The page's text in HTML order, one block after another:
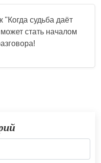
"Когда судьба даёт
стать началом